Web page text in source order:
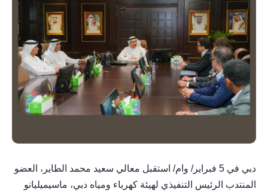
دبي في 5 فبراير/ وام/ استقبل معالي سعيد محمد الطاير، العضو
المنتدب الرئيس التنفيذي لهيئة كهرباء ومياه دبي، ماسيميليانو